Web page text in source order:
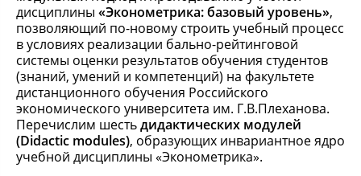
дисциплины «Эконометрика: базовый уровень»,
позволяющий по-новому строить учебный процесс
в условиях реализации бально-рейтинговой
системы оценки результатов обучения студентов
(знаний, умений и компетенций) на факультете
дистанционного обучения Российского
экономического университета им. Г.В.Плеханова.
Перечислим шестьдидактических модулей
(Didactic modules), образующих инвариантное ядро
учебной дисциплины «Эконометрика».